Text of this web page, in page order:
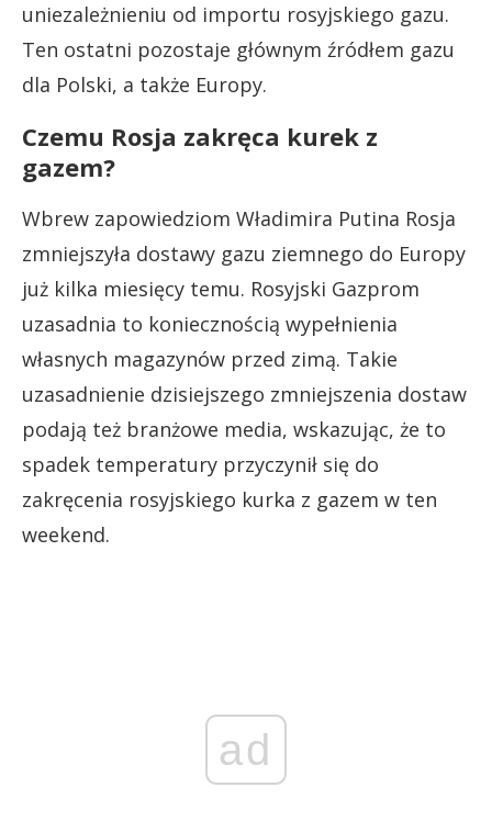
uniezależnieniu od importu rosyjskiego gazu.
Ten ostatni pozostaje głównym źródłem gazu
dla Polski, a także Europy.
Czemu Rosja zakręca kurek z
gazem?
Wbrew zapowiedziom Władimira Putina Rosja
zmniejszyła dostawy gazu ziemnego do Europy
już kilka miesięcy temu. Rosyjski Gazprom
uzasadnia to koniecznością wypełnienia
własnych magazynów przed zimą. Takie
uzasadnienie dzisiejszego zmniejszenia dostaw
podają też branżowe media, wskazując, że to
spadek temperatury przyczynił się do
zakręcenia rosyjskiego kurka z gazem w ten
weekend.
ad